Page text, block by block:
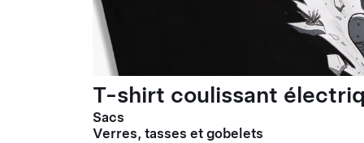
T-shirt coulissant
Sacs
Verres, tasses et gobelets